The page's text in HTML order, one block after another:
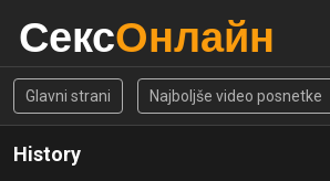
СексОнлайн
Glavni strani Najboljše video posnetke
History